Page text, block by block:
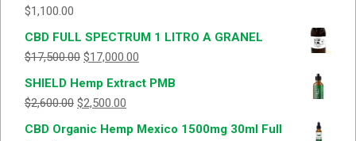
$1,100.00
CBD FULL SPECTRUM 1 LITRO A GRANEL
$17,500.00 $17,000.00
SHIELD Hemp Extract PMB
$2,600.00 $2,500.00
CBD Organic Hemp Mexico 1500mg 30ml Full